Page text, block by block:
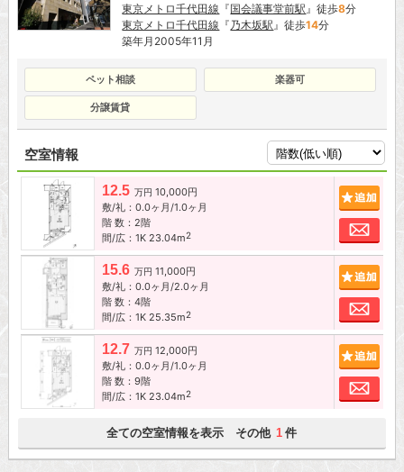
東京メトロ千代田線 『国会議事堂前駅』徒歩8分
東京メトロ千代田線 『乃木坂駅』徒歩14分
築年月2005年11月
ペット相談 楽器可
分譲賃貸
空室情報
12.5 万円 10,000円
敷/礼：0.0ヶ月/1.0ヶ月
階 数：2階
間/広：1K 23.04m2
お
15.6 万円 11,000円
敷/礼：0.0ヶ月/2.0ヶ月
階 数：4階
間/広：1K 25.35m2
お
12.7 万円 12,000円
敷/礼：0.0ヶ月/1.0ヶ月
階 数：9階
間/広：1K 23.04m2
お
全ての空室情報を表示 その他 1 件